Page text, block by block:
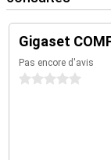
Gigaset
Pas encore d'avis
0 étoiles